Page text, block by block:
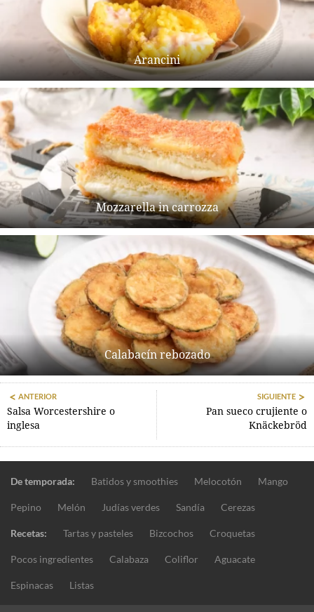
Arancini
Mozzarella in carrozza
Calabacín rebozado
ANTERIOR
Salsa Worcestershire o
inglesa
SIGUIENTE
Pan sueco crujiente o
Knäckebröd
De temporada: Batidos y smoothies Melocotón Mango
Pepino Melón Judías verdes Sandía Cerezas
Recetas: Tartas y pasteles Bizcochos Croquetas
Pocos ingredientes Calabaza Coliflor Aguacate
Espinacas Listas